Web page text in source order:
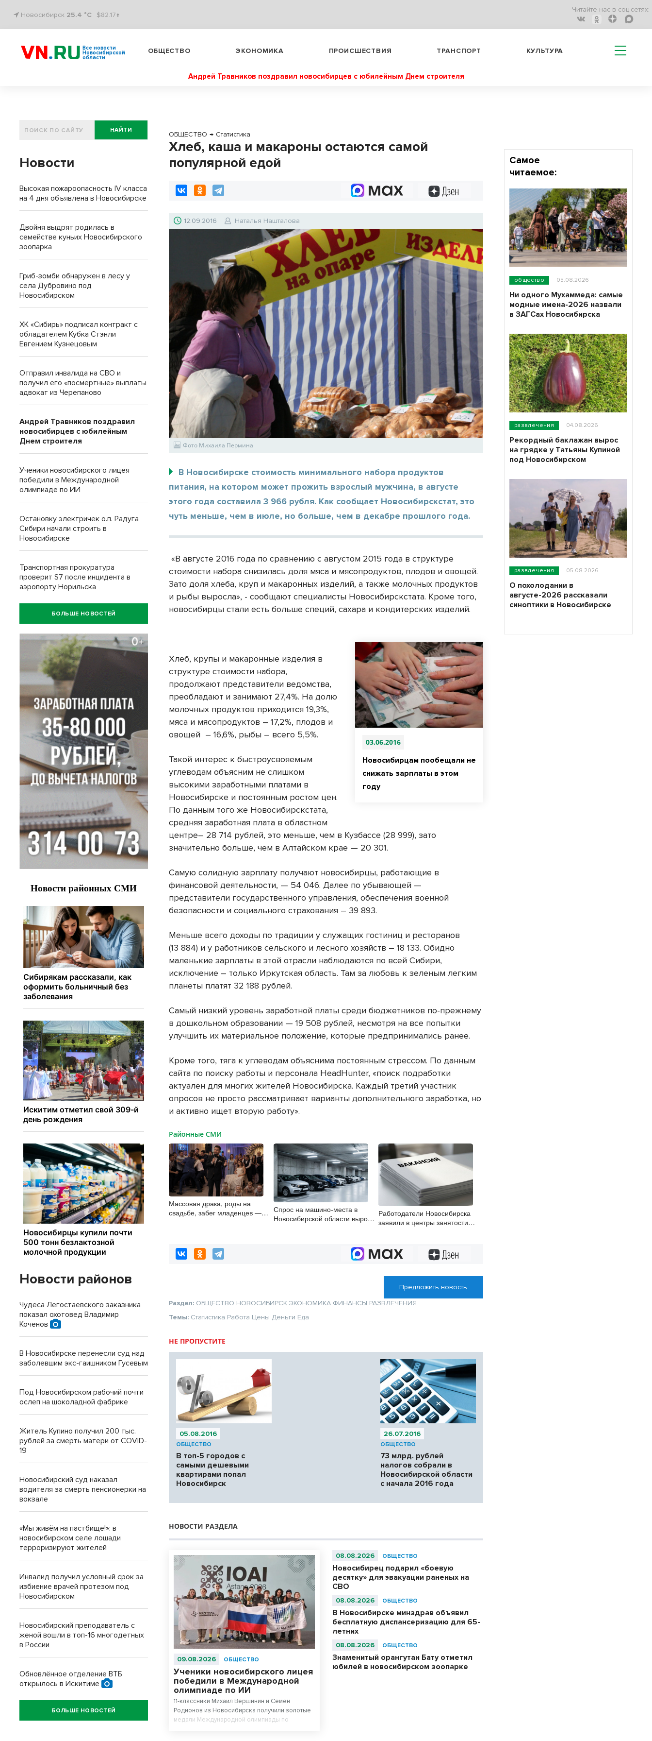
Новосибирск 25.4 °C $82.17↑
Читайте нас в соц.сетях:
Все новости
Новосибирской
области
ОБЩЕСТВО ЭКОНОМИКА ПРОИСШЕСТВИЯ ТРАНСПОРТ КУЛЬТУРА
Андрей Травников поздравил новосибирцев с юбилейным Днем строителя
ОБЩЕСТВО → Статистика
Хлеб, каша и макароны остаются самой
популярной едой
12.09.2016 Наталья Нашталова
Фото Михаила Пермина
В Новосибирске стоимость минимального набора продуктов
питания, на котором может прожить взрослый мужчина, в августе
этого года составила 3 966 рубля. Как сообщает Новосибирскстат, это
чуть меньше, чем в июле, но больше, чем в декабре прошлого года.
«В августе 2016 года по сравнению с августом 2015 года в структуре
стоимости набора снизилась доля мяса и мясопродуктов, плодов и овощей.
Зато доля хлеба, круп и макаронных изделий, а также молочных продуктов
и рыбы выросла», - сообщают специалисты Новосибирскстата. Кроме того,
новосибирцы стали есть больше специй, сахара и кондитерских изделий.
03.06.2016
Новосибирцам пообещали не
снижать зарплаты в этом
году
Хлеб, крупы и макаронные изделия в
структуре стоимости набора,
продолжают представители ведомства,
преобладают и занимают 27,4%. На долю
молочных продуктов приходится 19,3%,
мяса и мясопродуктов – 17,2%, плодов и
овощей – 16,6%, рыбы – всего 5,5%.
Такой интерес к быстроусвояемым
углеводам объясним не слишком
высокими заработными платами в
Новосибирске и постоянным ростом цен.
По данным того же Новосибирскстата,
средняя заработная плата в областном
центре– 28 714 рублей, это меньше, чем в Кузбассе (28 999), зато
значительно больше, чем в Алтайском крае — 20 301.
Самую солидную зарплату получают новосибирцы, работающие в
финансовой деятельности, — 54 046. Далее по убывающей —
представители государственного управления, обеспечения военной
безопасности и социального страхования – 39 893.
Меньше всего доходы по традиции у служащих гостиниц и ресторанов
(13 884) и у работников сельского и лесного хозяйств – 18 133. Обидно
маленькие зарплаты в этой отрасли наблюдаются по всей Сибири,
исключение – только Иркутская область. Там за любовь к зеленым легким
планеты платят 32 188 рублей.
Самый низкий уровень заработной платы среди бюджетников по-прежнему
в дошкольном образовании — 19 508 рублей, несмотря на все попытки
улучшить их материальное положение, которые предпринимались ранее.
Кроме того, тяга к углеводам объяснима постоянным стрессом. По данным
сайта по поиску работы и персонала HeadHunter, «поиск подработки
актуален для многих жителей Новосибирска. Каждый третий участник
опросов не просто рассматривает варианты дополнительного заработка, но
и активно ищет вторую работу».
Районные СМИ
Массовая драка, роды на
свадьбе, забег младенцев —
Спрос на машино-места в
Новосибирской области вырос
Работодатели Новосибирска
заявили в центры занятости
Предложить новость
Раздел: ОБЩЕСТВО НОВОСИБИРСК ЭКОНОМИКА ФИНАНСЫ РАЗВЛЕЧЕНИЯ
Темы: Статистика Работа Цены Деньги Еда
НЕ ПРОПУСТИТЕ
05.08.2016
ОБЩЕСТВО
В топ-5 городов с
самыми дешевыми
квартирами попал
Новосибирск
26.07.2016
ОБЩЕСТВО
73 млрд. рублей
налогов собрали в
Новосибирской области
с начала 2016 года
НОВОСТИ РАЗДЕЛА
09.08.2026 ОБЩЕСТВО
Ученики новосибирского лицея
победили в Международной
олимпиаде по ИИ
11-классники Михаил Вершинин и Семен
Родионов из Новосибирска получили золотые
медали Международной олимпиады по
08.08.2026 ОБЩЕСТВО
Новосибирец подарил «боевую
десятку» для эвакуации раненых на
СВО
08.08.2026 ОБЩЕСТВО
В Новосибирске минздрав объявил
бесплатную диспансеризацию для 65-
летних
08.08.2026 ОБЩЕСТВО
Знаменитый орангутан Бату отметил
юбилей в новосибирском зоопарке
НАЙТИ
Новости
Высокая пожароопасность IV класса
на 4 дня объявлена в Новосибирске
Двойня выдрят родилась в
семействе куньих Новосибирского
зоопарка
Гриб-зомби обнаружен в лесу у
села Дубровино под
Новосибирском
ХК «Сибирь» подписал контракт с
обладателем Кубка Стэнли
Евгением Кузнецовым
Отправил инвалида на СВО и
получил его «посмертные» выплаты
адвокат из Черепаново
Андрей Травников поздравил
новосибирцев с юбилейным
Днем строителя
Ученики новосибирского лицея
победили в Международной
олимпиаде по ИИ
Остановку электричек о.п. Радуга
Сибири начали строить в
Новосибирске
Транспортная прокуратура
проверит S7 после инцидента в
аэропорту Норильска
БОЛЬШЕ НОВОСТЕЙ
Новости районов
Чудеса Легостаевского заказника
показал охотовед Владимир
Коченов
В Новосибирске перенесли суд над
заболевшим экс-гаишником Гусевым
Под Новосибирском рабочий почти
ослеп на шоколадной фабрике
Житель Купино получил 200 тыс.
рублей за смерть матери от COVID-
19
Новосибирский суд наказал
водителя за смерть пенсионерки на
вокзале
«Мы живём на пастбище!»: в
новосибирском селе лошади
терроризируют жителей
Инвалид получил условный срок за
избиение врачей протезом под
Новосибирском
Новосибирский преподаватель с
женой вошли в топ-16 многодетных
в России
Обновлённое отделение ВТБ
открылось в Искитиме
БОЛЬШЕ НОВОСТЕЙ
Самое
читаемое:
общество 05.08.2026
Ни одного Мухаммеда: самые
модные имена-2026 назвали
в ЗАГСах Новосибирска
развлечения 04.08.2026
Рекордный баклажан вырос
на грядке у Татьяны Купиной
под Новосибирском
развлечения 05.08.2026
О похолодании в
августе-2026 рассказали
синоптики в Новосибирске